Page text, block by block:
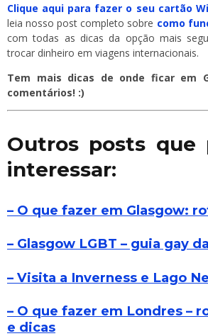
Clique aqui para fazer o seu cartão
leia nosso post completo sobre como
com todas as dicas da opção mais
trocar dinheiro em viagens internacionais.
Tem mais dicas de onde ficar em
comentários! :)
Outros posts que
interessar:
– O que fazer em Glasgow:
– Glasgow LGBT – guia gay
– Visita a Inverness e Lago
– O que fazer em Londres –
e dicas